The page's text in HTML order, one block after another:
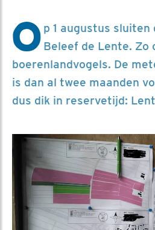
O p 1 augustus sluiten
Beleef de Lente. Zo
boerenlandvogels. De
is dan al twee maanden
dus dik in reservetijd: